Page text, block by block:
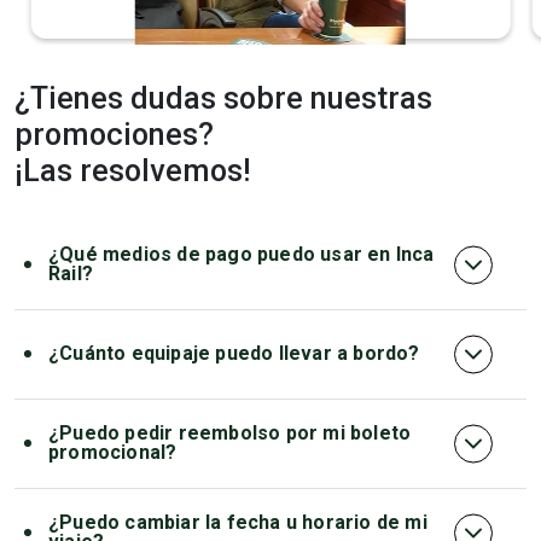
Economy
The Voyager
Amplias ventanas
Música ambiental
¿Tienes dudas sobre nuestras
promociones?
¡Las resolvemos!
¿Qué medios de pago puedo usar en Inca
Rail?
Puedes realizar tu compra de manera segura con los
MasterCard
¿Cuánto equipaje puedo llevar a bordo?
Cantidad:01 por persona
Peso:No mayor a 08 kg / 17 lb
Medida máxima:46 pulgadas lineales / 118 cm (alto +
¿Puedo pedir reembolso por mi boleto
promocional?
No, los boletos con tarifa promocional no son
reembolsables bajo ninguna circunstancia.
¿Puedo cambiar la fecha u horario de mi